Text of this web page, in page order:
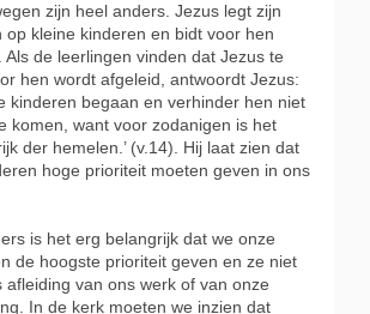
zijn heel anders. Jezus legt zijn
op kleine kinderen en bidt voor hen
Als de leerlingen vinden dat Jezus te
hen wordt afgeleid, antwoordt Jezus:
kinderen begaan en verhinder hen niet
komen, want voor zodanigen is het
der hemelen.’ (v.14). Hij laat zien dat
hoge prioriteit moeten geven in ons
is het erg belangrijk dat we onze
de hoogste prioriteit geven en ze niet
afleiding van ons werk of van onze
In de kerk moeten we inzien dat